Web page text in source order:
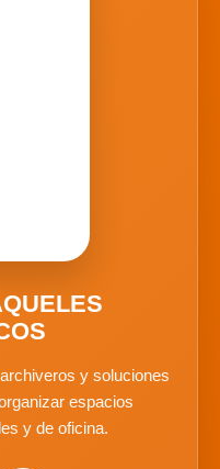
y soluciones
espacios
y de oficina.